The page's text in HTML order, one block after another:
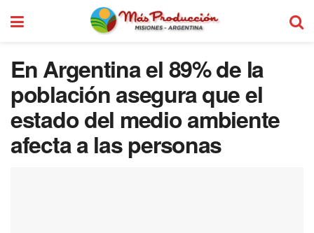
En Argentina el 89% de la
población asegura que el
estado del medio ambiente
afecta a las personas